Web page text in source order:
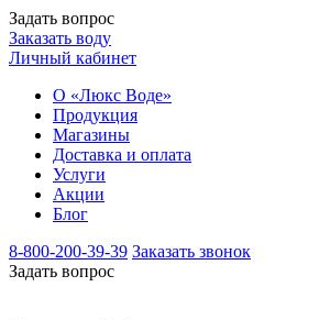
Задать вопрос
Заказать воду
Личный кабинет
О «Люкс Воде»
Продукция
Магазины
Доставка и оплата
Услуги
Акции
Блог
8-800-200-39-39 Заказать звонок
Задать вопрос